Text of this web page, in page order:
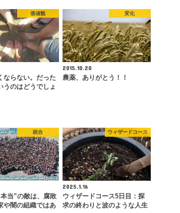
価値観
ならない。だった
うのはどうでしょ
変化
2015.10.20
農薬、ありがとう！！
統合
当”の敵は、腐敗
や闇の組織ではあ
ウィザードコース
2025.1.16
ウィザードコース5日目：探
求の終わりと波のような人生